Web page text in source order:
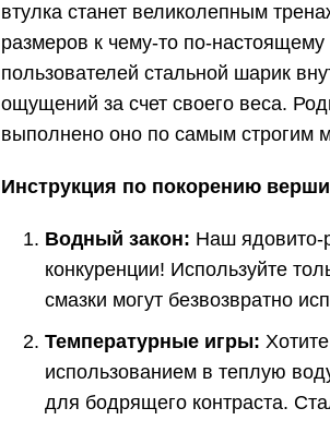
втулка станет великолепным
размеров к чему-то по-
пользователей стальной шарик
ощущений за счет своего веса.
выполнено оно по самым строгим
Инструкция по покорению
Водный закон: Наш ядовито-
конкуренции! Используйте
смазки могут безвозвратно
Температурные игры:
использованием в теплую
для бодрящего контраста.